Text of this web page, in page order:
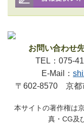
お問い合わせ先
TEL：075-
E-Mail：
〒602-8570 京都
本サイトの著作権は
真・CG及